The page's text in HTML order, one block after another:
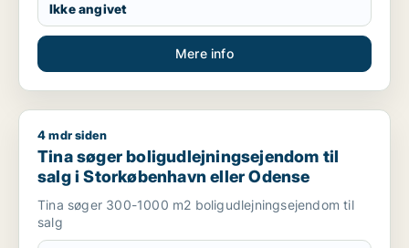
Ikke angivet
Mere info
Tina søger boligudlejningsejendom til salg i Storkøbenhavn
4 mdr siden
Tina søger boligudlejningsejendom til
salg i Storkøbenhavn eller Odense
Tina søger 300-1000 m2 boligudlejningsejendom til
salg